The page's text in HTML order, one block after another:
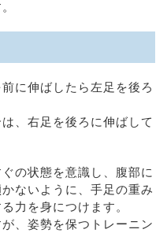
に伸ばしたら左足を後ろ
、右足を後ろに伸ばして
の状態を意識し、腹部に
ないように、手足の重み
力を身につけます。
、姿勢を保つトレーニン